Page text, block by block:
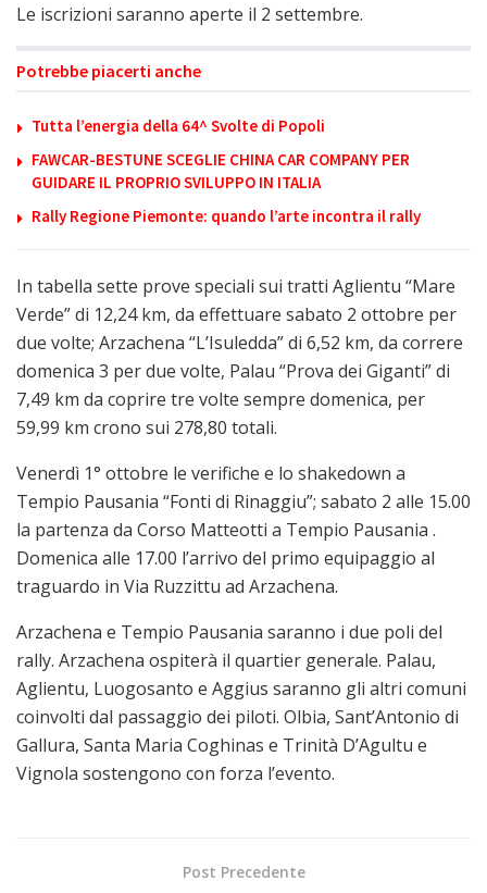
Le iscrizioni saranno aperte il 2 settembre.
Potrebbe piacerti anche
Tutta l’energia della 64^ Svolte di Popoli
FAWCAR-BESTUNE SCEGLIE CHINA CAR COMPANY PER
GUIDARE IL PROPRIO SVILUPPO IN ITALIA
Rally Regione Piemonte: quando l’arte incontra il rally
In tabella sette prove speciali sui tratti Aglientu “Mare
Verde” di 12,24 km, da effettuare sabato 2 ottobre per
due volte; Arzachena “L’Isuledda” di 6,52 km, da correre
domenica 3 per due volte, Palau “Prova dei Giganti” di
7,49 km da coprire tre volte sempre domenica, per
59,99 km crono sui 278,80 totali.
Venerdì 1° ottobre le verifiche e lo shakedown a
Tempio Pausania “Fonti di Rinaggiu”; sabato 2 alle 15.00
la partenza da Corso Matteotti a Tempio Pausania .
Domenica alle 17.00 l’arrivo del primo equipaggio al
traguardo in Via Ruzzittu ad Arzachena.
Arzachena e Tempio Pausania saranno i due poli del
rally. Arzachena ospiterà il quartier generale. Palau,
Aglientu, Luogosanto e Aggius saranno gli altri comuni
coinvolti dal passaggio dei piloti. Olbia, Sant’Antonio di
Gallura, Santa Maria Coghinas e Trinità D’Agultu e
Vignola sostengono con forza l’evento.
Post Precedente